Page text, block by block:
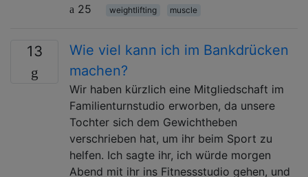
25
weightlifting muscle
13
Wie viel kann ich im Bankdrücken
machen?
Wir haben kürzlich eine Mitgliedschaft im
Familienturnstudio erworben, da unsere
Tochter sich dem Gewichtheben
verschrieben hat, um ihr beim Sport zu
helfen. Ich sagte ihr, ich würde morgen
Abend mit ihr ins Fitnessstudio gehen, und